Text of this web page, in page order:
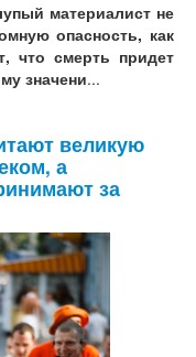
материалист не
опасность, как
что смерть придет
значени...
великую
а
за